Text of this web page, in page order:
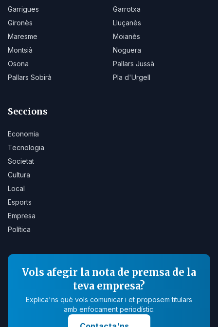
Garrigues
Garrotxa
Gironès
Lluçanès
Maresme
Moianès
Montsià
Noguera
Osona
Pallars Jussà
Pallars Sobirà
Pla d'Urgell
Seccions
Economia
Tecnologia
Societat
Cultura
Local
Esports
Empresa
Política
Vols afegir la nota de premsa de la
teva empresa?
Explica'ns què vols comunicar i et proposem titulars
amb enfocament periodístic.